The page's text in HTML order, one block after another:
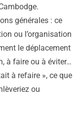
générales : ce
ou l’organisation
le déplacement
à faire ou à éviter…
à refaire », ce que
ou